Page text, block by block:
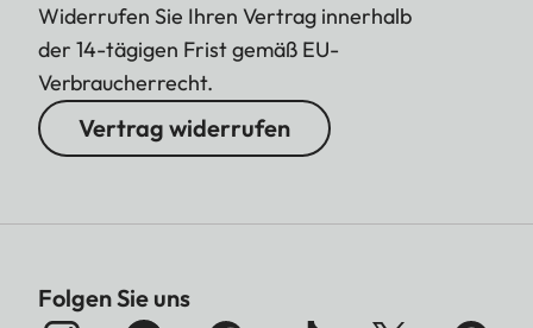
Widerrufen Sie Ihren Vertrag innerhalb
der 14-tägigen Frist gemäß EU-
Verbraucherrecht.
Vertrag widerrufen
Folgen Sie uns